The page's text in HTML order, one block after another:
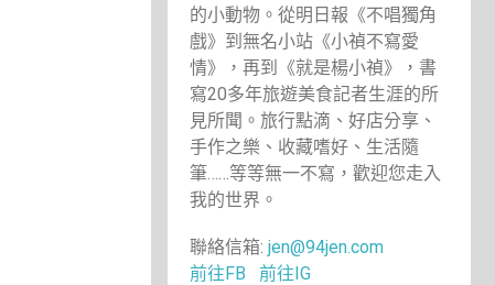
的小動物。從明日報《不唱獨角
戲》到無名小站《小禎不寫愛
情》，再到《就是楊小禎》，書
寫20多年旅遊美食記者生涯的所
見所聞。旅行點滴、好店分享、
手作之樂、收藏嗜好、生活隨
筆……等等無一不寫，歡迎您走入
我的世界。
聯絡信箱: jen@94jen.com
前往FB
前往IG